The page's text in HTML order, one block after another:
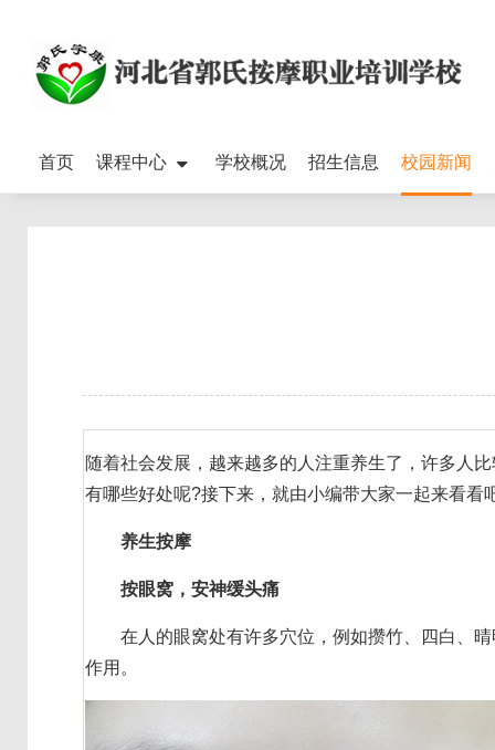
首页 课程中心 学校概况 招生信息 校园新闻
随着社会发展，越来越多的人注重养生了，许多人
有哪些好处呢?接下来，就由小编带大家一起来看看
养生按摩
按眼窝，安神缓头痛
在人的眼窝处有许多穴位，例如攒竹、四白、晴
作用。